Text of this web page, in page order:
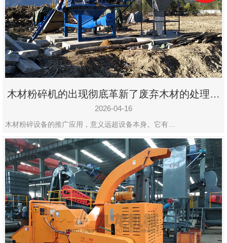
木材粉碎机的出现彻底革新了废弃木材的处理模
式
2026-04-16
木材粉碎设备的推广应用，意义远超设备本身。它有…